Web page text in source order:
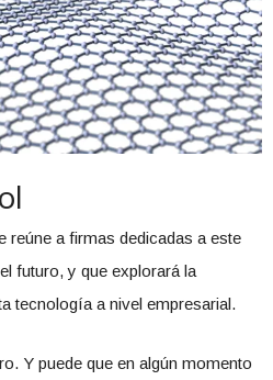
reúne a firmas dedicadas a este
futuro, y que explorará la
tecnología a nivel empresarial.
Y puede que en algún momento